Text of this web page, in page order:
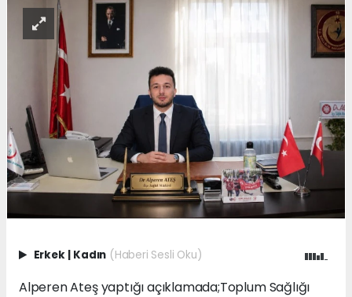
Erkek | Kadın (Haberi Sesli Oku)
Alperen Ateş yaptığı açıklamada;Toplum Sağlığı